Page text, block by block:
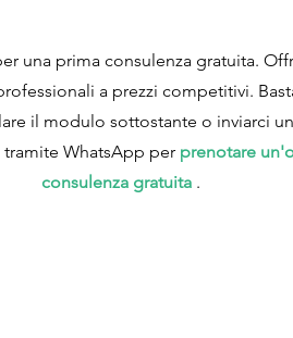
una prima consulenza gratuita.
a prezzi competitivi.
il modulo sottostante o inviarci un
WhatsApp per prenotare
consulenza gratuita .